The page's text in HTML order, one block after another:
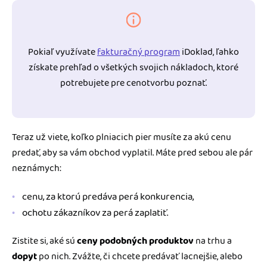
Pokiaľ využívatefakturačný programiDoklad, ľahko
získate prehľad o všetkých svojich nákladoch, ktoré
potrebujete pre cenotvorbu poznať.
Teraz už viete, koľko plniacich pier musíte za akú cenu
predať, aby sa vám obchod vyplatil. Máte pred sebou ale pár
neznámych:
cenu, za ktorú predáva perá konkurencia,
ochotu zákazníkov za perá zaplatiť.
Zistite si, aké súceny podobných produktov na trhu a
dopytpo nich. Zvážte, či chcete predávať lacnejšie, alebo